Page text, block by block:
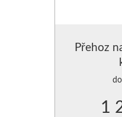
Přehoz
1